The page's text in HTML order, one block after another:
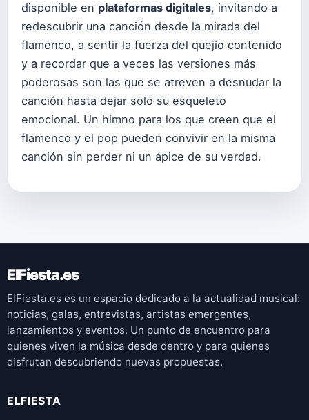
disponible en plataformas digitales, invitando a
redescubrir una canción desde la mirada del
flamenco, a sentir la fuerza del quejío contenido
y a recordar que a veces las versiones más
poderosas son las que se atreven a desnudar la
canción hasta dejar solo su esqueleto
emocional. Un himno para los que creen que el
flamenco y el pop pueden convivir en la misma
canción sin perder ni un ápice de su verdad.
ElFiesta.es
ElFiesta.es es un espacio dedicado a la actualidad musical:
noticias, galas, entrevistas, artistas emergentes,
lanzamientos y eventos. Un punto de encuentro para
quienes viven la música desde dentro y para quienes
disfrutan descubriendo nuevas propuestas.
ELFIESTA